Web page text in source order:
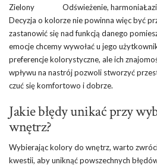
Zielony
Odświeżenie, harmonia
Decyzja o kolorze nie powinna więc być
zastanowić się nad funkcją danego
emocje chcemy wywołać u jego
preferencje kolorystyczne, ale ich
wpływu na nastrój pozwoli stworzyć
czuć się komfortowo i dobrze.
Jakie błędy unikać przy
wnętrz?
Wybierając kolory do wnętrz, warto
kwestii, aby uniknąć powszechnych